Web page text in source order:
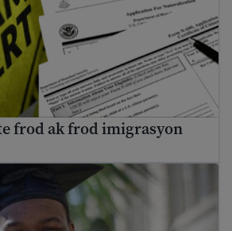
frod ak frod imigrasyon
ak refijye